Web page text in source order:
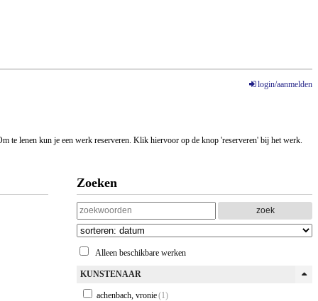
login/aanmelden
te lenen kun je een werk reserveren. Klik hiervoor op de knop 'reserveren' bij het werk.
Zoeken
zoek
Alleen beschikbare werken
KUNSTENAAR
achenbach, vronie(1)